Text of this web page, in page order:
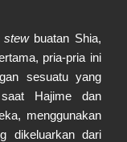
stewbuatan Shia,
pria-pria ini
sesuatu yang
Hajime dan
menggunakan
dikeluarkan dari